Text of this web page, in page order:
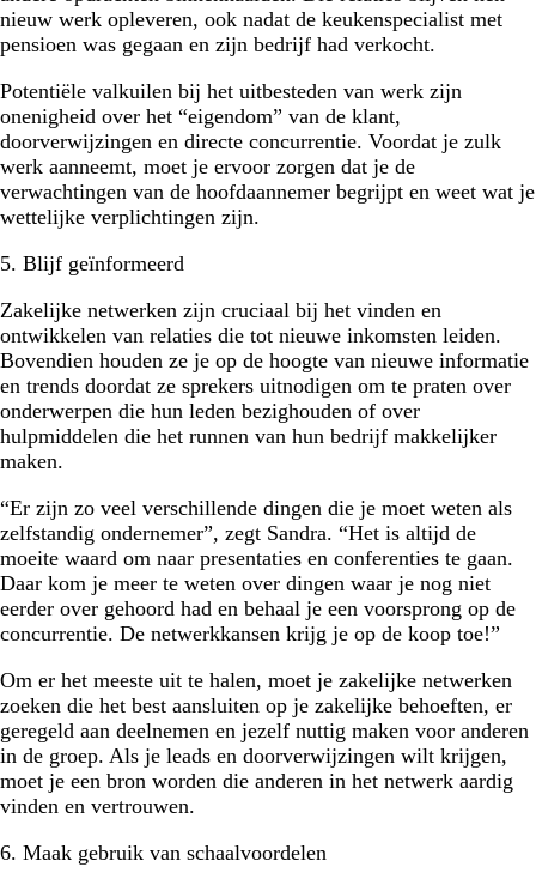
nieuw werk opleveren, ook nadat de keukenspecialist met
pensioen was gegaan en zijn bedrijf had verkocht.
Potentiële valkuilen bij het uitbesteden van werk zijn
onenigheid over het “eigendom” van de klant,
doorverwijzingen en directe concurrentie. Voordat je zulk
werk aanneemt, moet je ervoor zorgen dat je de
verwachtingen van de hoofdaannemer begrijpt en weet wat je
wettelijke verplichtingen zijn.
5. Blijf geïnformeerd
Zakelijke netwerken zijn cruciaal bij het vinden en
ontwikkelen van relaties die tot nieuwe inkomsten leiden.
Bovendien houden ze je op de hoogte van nieuwe informatie
en trends doordat ze sprekers uitnodigen om te praten over
onderwerpen die hun leden bezighouden of over
hulpmiddelen die het runnen van hun bedrijf makkelijker
maken.
“Er zijn zo veel verschillende dingen die je moet weten als
zelfstandig ondernemer”, zegt Sandra. “Het is altijd de
moeite waard om naar presentaties en conferenties te gaan.
Daar kom je meer te weten over dingen waar je nog niet
eerder over gehoord had en behaal je een voorsprong op de
concurrentie. De netwerkkansen krijg je op de koop toe!”
Om er het meeste uit te halen, moet je zakelijke netwerken
zoeken die het best aansluiten op je zakelijke behoeften, er
geregeld aan deelnemen en jezelf nuttig maken voor anderen
in de groep. Als je leads en doorverwijzingen wilt krijgen,
moet je een bron worden die anderen in het netwerk aardig
vinden en vertrouwen.
6. Maak gebruik van schaalvoordelen